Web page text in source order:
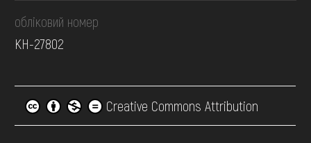
обліковий номер
КН-27802
Creative Commons Attribution